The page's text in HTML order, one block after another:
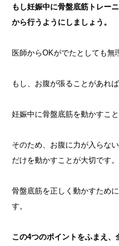
もし妊娠中に骨盤底筋トレー
から行うようにしましょう。
医師からOKがでたとしても無
もし、お腹が張ることがあれ
妊娠中に骨盤底筋を動かすこ
そのため、お腹に力が入らな
だけを動かすことが大切です。
骨盤底筋を正しく動かすため
す。
この4つのポイントをふまえ